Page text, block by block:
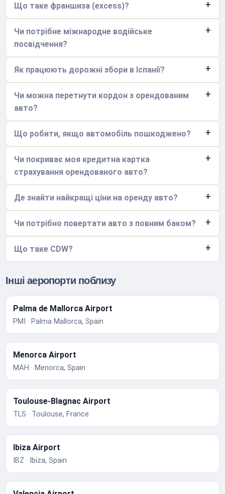
Що таке франшиза (excess)?
Чи потрібне міжнародне водійське
посвідчення?
Як працюють дорожні збори в Іспанії?
Чи можна перетнути кордон з орендованим
авто?
Що робити, якщо автомобіль пошкоджено?
Чи покриває моя кредитна картка
страхування орендованого авто?
Де знайти найкращі ціни на оренду авто?
Чи потрібно повертати авто з повним баком?
Що таке CDW?
Інші аеропорти поблизу
Palma de Mallorca Airport
PMI · Palma Mallorca, Spain
Menorca Airport
MAH · Menorca, Spain
Toulouse-Blagnac Airport
TLS · Toulouse, France
Ibiza Airport
IBZ · Ibiza, Spain